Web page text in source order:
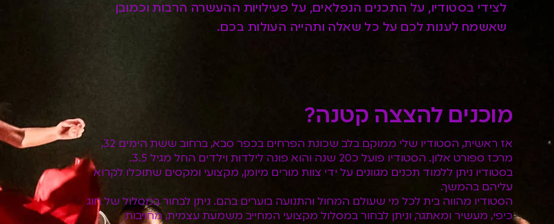
לצידי בסטודיו, על התכנים הנפלאים, על פעילויות ההעשרה הרבות וכמובן
שאשמח לענות לכם על כל שאלה ותהייה העולות בכם.
מוכנים להצצה קטנה?
אז ראשית, הסטודיו שלי ממוקם בלב שכונת הפרחים בכפר סבא, ברחוב ששת הימים 32,
מרכז ספורט אלון. הסטודיו פועל כ20 שנה והוא פונה לילדות וילדים החל מגיל 3.5.
בסטודיו ניתן ללמוד תכנים מגוונים על ידי צוות מורים מיומן, מקצועי ומקסים שתוכלו לקרוא
עליהם בהמשך.
הסטודיו מהווה בית לכל מי שעולם המחול והתנועה בוערים בהם. ניתן לבחור במסלול של חוג
כיפי, מעשיר ומאתגר, וניתן לבחור במסלול מקצועי המחייב משמעת עצמית, מחויבות